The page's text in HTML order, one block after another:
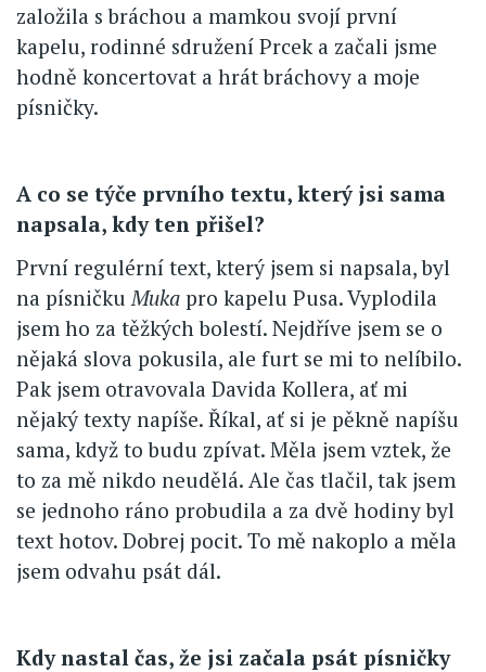
založila s bráchou a mamkou svojí první
kapelu, rodinné sdružení Prcek a začali jsme
hodně koncertovat a hrát bráchovy a moje
písničky.
A co se týče prvního textu, který jsi sama
napsala, kdy ten přišel?
První regulérní text, který jsem si napsala, byl
na písničku Muka pro kapelu Pusa. Vyplodila
jsem ho za těžkých bolestí. Nejdříve jsem se o
nějaká slova pokusila, ale furt se mi to nelíbilo.
Pak jsem otravovala Davida Kollera, ať mi
nějaký texty napíše. Říkal, ať si je pěkně napíšu
sama, když to budu zpívat. Měla jsem vztek, že
to za mě nikdo neudělá. Ale čas tlačil, tak jsem
se jednoho ráno probudila a za dvě hodiny byl
text hotov. Dobrej pocit. To mě nakoplo a měla
jsem odvahu psát dál.
Kdy nastal čas, že jsi začala psát písničky